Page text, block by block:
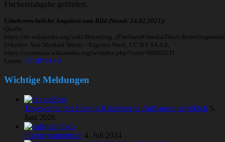
Fischereiabgabe gefördert.
Urheberrechtliche Angaben zum Bild (Stand: 14.02.2021):
Quelle:
https://de.wikipedia.org/wiki/Bitterling_(Fischart)#/media/
Urheber: Von Michael Wurm – Eigenes Werk, CC BY-SA 4.0,
https://commons.wikimedia.org/w/index.php?curid=69985231
Lizenz: CC BY-SA 4.0
Wichtige Meldungen
Tageskarten bei Elektro Kirschner in Aufhausen erhältlich 5.
Juni 2026
Fischerstammtisch 4. Juli 2024